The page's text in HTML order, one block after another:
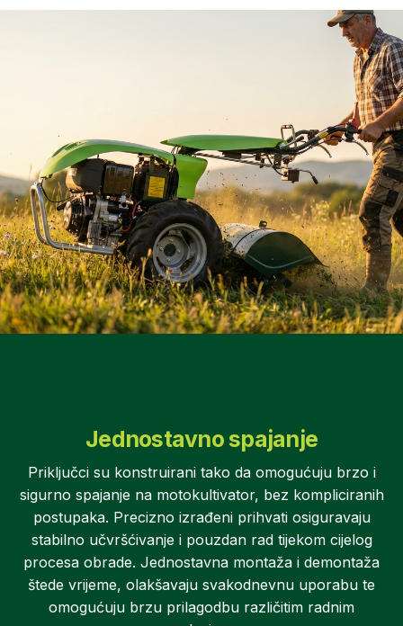
Jednostavno spajanje
Priključci su konstruirani tako da omogućuju brzo i
sigurno spajanje na motokultivator, bez kompliciranih
postupaka. Precizno izrađeni prihvati osiguravaju
stabilno učvršćivanje i pouzdan rad tijekom cijelog
procesa obrade. Jednostavna montaža i demontaža
štede vrijeme, olakšavaju svakodnevnu uporabu te
omogućuju brzu prilagodbu različitim radnim